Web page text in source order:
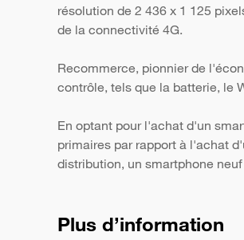
résolution de 2 436 x 1 125
de la connectivité 4G.
Recommerce, pionnier de
contrôle, tels que la batterie, le
En optant pour l'achat d'un
primaires par rapport à l'achat
distribution, un smartphone
Plus d’information